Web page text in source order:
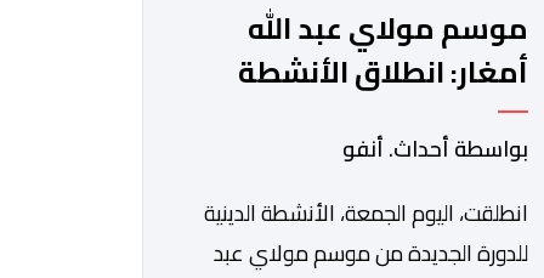
موسم مولاي عبد الله
أمغار: انطلاق الأنشطة
الدينية في أجواء من
الخشوع الروحي
بواسطة أحداث. أنفو
انطلقت، اليوم الجمعة، الأنشطة الدينية
للدورة الجديدة من موسم مولاي عبد